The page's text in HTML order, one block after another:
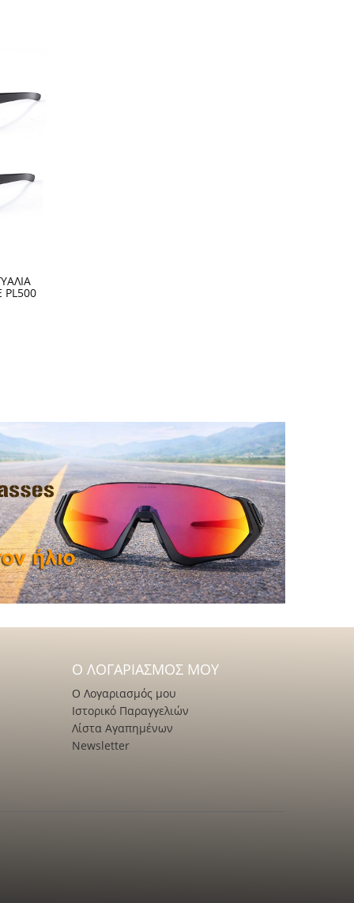
PL500
Ο ΛΟΓΑΡΙΑΣΜΌΣ ΜΟΥ
Ο Λογαριασμός μου
Ιστορικό Παραγγελιών
Λίστα Αγαπημένων
Newsletter